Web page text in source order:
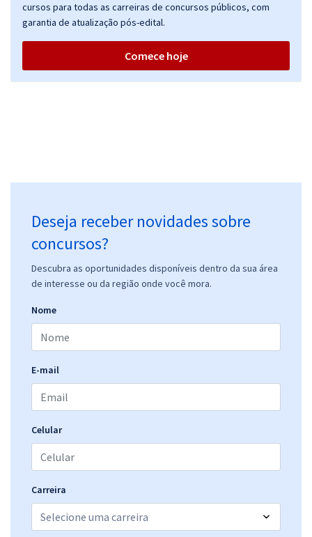
cursos para todas as carreiras de concursos públicos, com
garantia de atualização pós-edital.
Comece hoje
Deseja receber novidades sobre
concursos?
Descubra as oportunidades disponíveis dentro da sua área
de interesse ou da região onde você mora.
Nome
E-mail
Celular
Carreira